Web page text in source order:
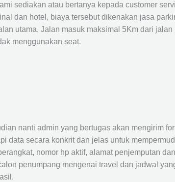
sediakan atau bertanya kepada customer
dan hotel, biaya tersebut dikenakan jasa
utama. Jalan masuk maksimal 5Km dari
menggunakan seat.
nanti admin yang bertugas akan mengirim
data secara konkrit dan jelas untuk
nomor hp aktif, alamat penjemputan
penumpang mengenai travel dan jadwal